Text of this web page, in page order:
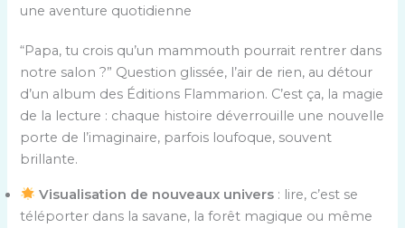
une aventure quotidienne
“Papa, tu crois qu’un mammouth pourrait rentrer dans
notre salon ?” Question glissée, l’air de rien, au détour
d’un album des Éditions Flammarion. C’est ça, la magie
de la lecture : chaque histoire déverrouille une nouvelle
porte de l’imaginaire, parfois loufoque, souvent
brillante.
Visualisation de nouveaux univers : lire, c’est se
téléporter dans la savane, la forêt magique ou même